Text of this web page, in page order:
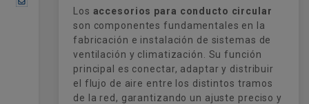
Los accesorios para conducto circular
son componentes fundamentales en la
fabricación e instalación de sistemas de
ventilación y climatización. Su función
principal es conectar, adaptar y distribuir
el flujo de aire entre los distintos tramos
de la red, garantizando un ajuste preciso y